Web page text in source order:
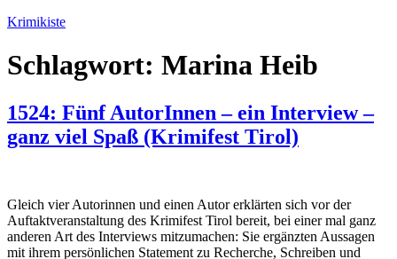
Zum
springen
Krimikiste
Schlagwort: Marina Heib
1524: Fünf AutorInnen – ein Interview –
ganz viel Spaß (Krimifest Tirol)
Gleich vier Autorinnen und einen Autor erklärten sich vor der
Auftaktveranstaltung des Krimifest Tirol bereit, bei einer mal ganz
anderen Art des Interviews mitzumachen: Sie ergänzten Aussagen
mit ihrem persönlichen Statement zu Recherche, Schreiben und